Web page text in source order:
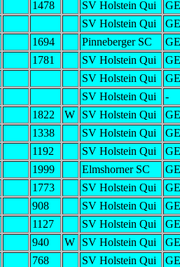
1478 SV Holstein Qui
SV Holstein Qui
1694 Pinneberger SC
1781 SV Holstein Qui
SV Holstein Qui
SV Holstein Qui
-
1822 W SV Holstein Qui
1338 SV Holstein Qui
1192 SV Holstein Qui
1999 Elmshorner SC
1773 SV Holstein Qui
908 SV Holstein Qui
1127 SV Holstein Qui
940 W SV Holstein Qui
768 SV Holstein Qui